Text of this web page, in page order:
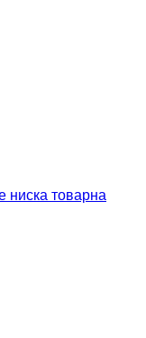
ниска товарна